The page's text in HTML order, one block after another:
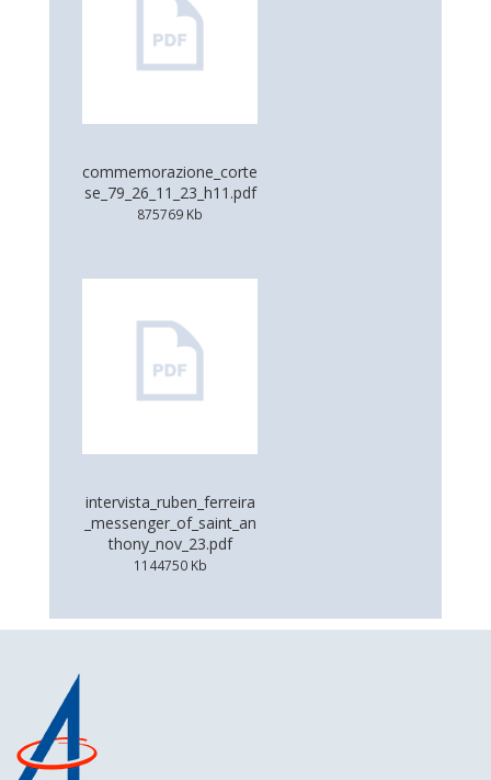
commemorazione_corte
se_79_26_11_23_h11.pdf
875769 Kb
intervista_ruben_ferreira
_messenger_of_saint_an
thony_nov_23.pdf
1144750 Kb